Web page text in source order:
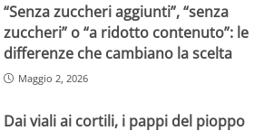
“Senza zuccheri aggiunti”, “senza
zuccheri” o “a ridotto contenuto”: le
differenze che cambiano la scelta
Maggio 2, 2026
Dai viali ai cortili, i pappi del pioppo